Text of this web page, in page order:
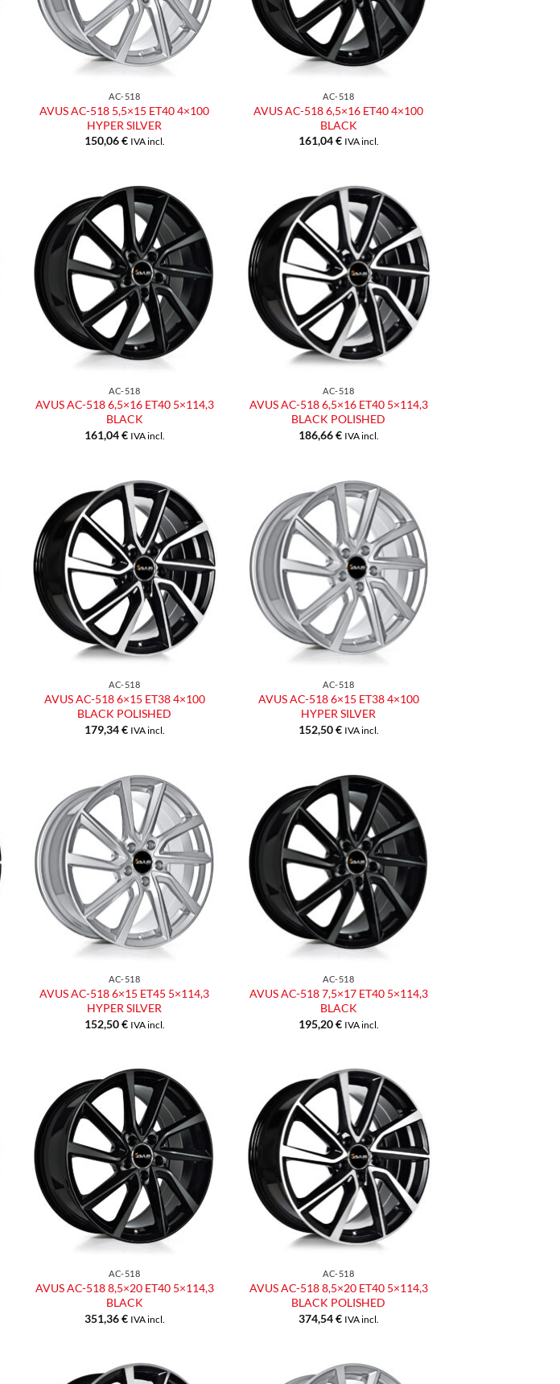
AC-518
AVUS AC-518 5,5×15 ET40 4×100
HYPER SILVER
150,06€ IVA incl.
AC-518
AVUS AC-518 6,5×16 ET40 4×100
BLACK
161,04€ IVA incl.
Aggiungi
alla lista
dei
desideri
AC-518
AVUS AC-518 6,5×16 ET40 5×114,3
BLACK
161,04€ IVA incl.
Aggiungi
alla lista
dei
desideri
AC-518
AVUS AC-518 6,5×16 ET40 5×114,3
BLACK POLISHED
186,66€ IVA incl.
Aggiungi
alla lista
dei
desideri
AC-518
AVUS AC-518 6×15 ET38 4×100
BLACK POLISHED
179,34€ IVA incl.
Aggiungi
alla lista
dei
desideri
AC-518
AVUS AC-518 6×15 ET38 4×100
HYPER SILVER
152,50€ IVA incl.
Aggiungi
alla lista
dei
desideri
AC-518
AVUS AC-518 6×15 ET45 5×114,3
HYPER SILVER
152,50€ IVA incl.
Aggiungi
alla lista
dei
desideri
AC-518
AVUS AC-518 7,5×17 ET40 5×114,3
BLACK
195,20€ IVA incl.
Aggiungi
alla lista
dei
desideri
AC-518
AVUS AC-518 8,5×20 ET40 5×114,3
BLACK
351,36€ IVA incl.
Aggiungi
alla lista
dei
desideri
AC-518
AVUS AC-518 8,5×20 ET40 5×114,3
BLACK POLISHED
374,54€ IVA incl.